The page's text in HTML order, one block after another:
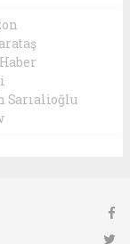
Sarıalioğlu